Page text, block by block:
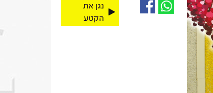
נגן את
הקטע